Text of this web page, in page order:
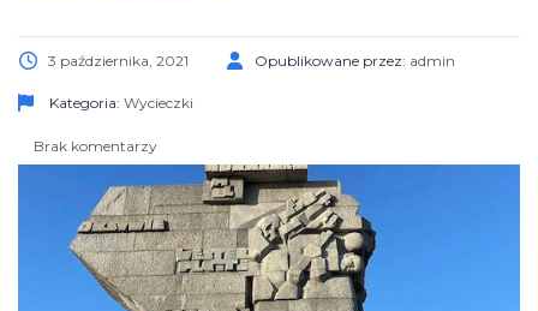
3 października, 2021 Opublikowane przez: admin
Kategoria: Wycieczki
Brak komentarzy